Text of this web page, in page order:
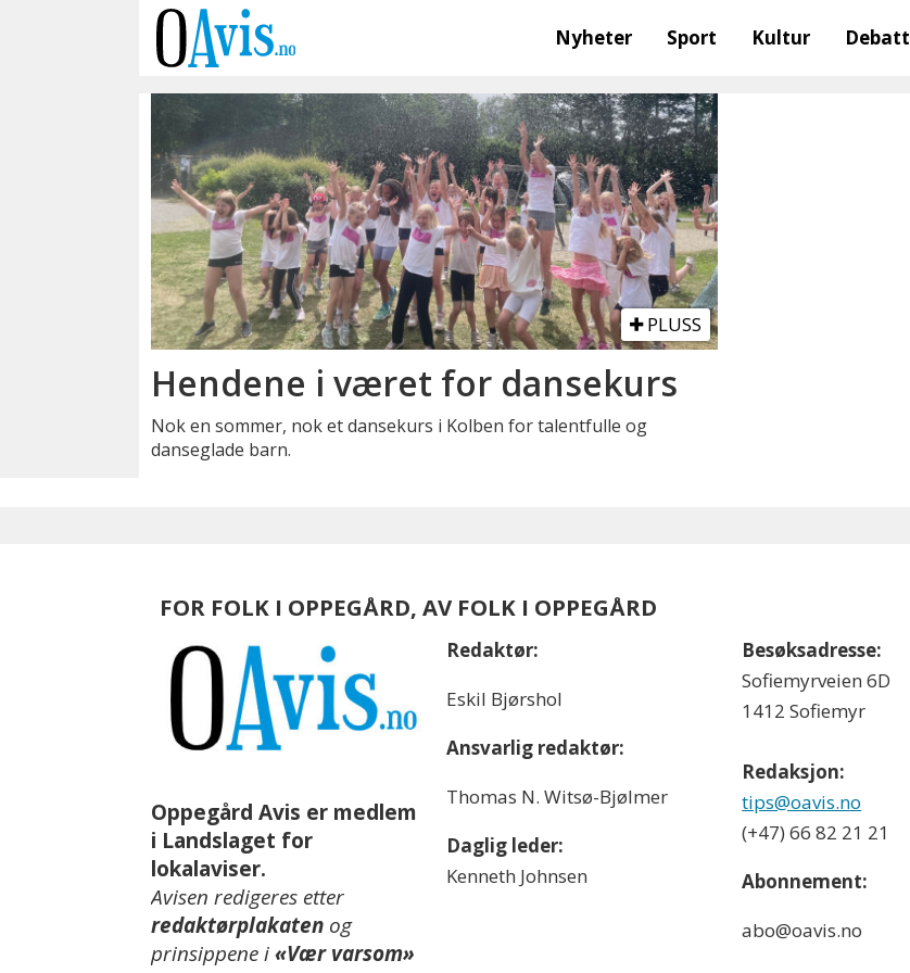
Nyheter Sport Kultur Debatt
dansekurs
PLUSS
Hendene i været for dansekurs
Nok en sommer, nok et dansekurs i Kolben for talentfulle og
danseglade barn.
FOR FOLK I OPPEGÅRD, AV FOLK I OPPEGÅRD
Oppegård Avis er medlem
i Landslaget for
lokalaviser.
Avisen redigeres etter
redaktørplakaten og
prinsippene i«Vær varsom»
Redaktør:
Eskil Bjørshol
Ansvarlig redaktør:
Thomas N. Witsø-Bjølmer
Daglig leder:
Kenneth Johnsen
Besøksadresse:
Sofiemyrveien 6D
1412 Sofiemyr
Redaksjon:
tips@oavis.no
(+47) 66 82 21 21
Abonnement:
abo@oavis.no